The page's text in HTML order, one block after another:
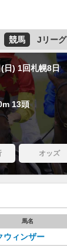
競馬 Jリーグ
日) 1回札幌8日
13頭
オッズ
馬名
ウィンザー